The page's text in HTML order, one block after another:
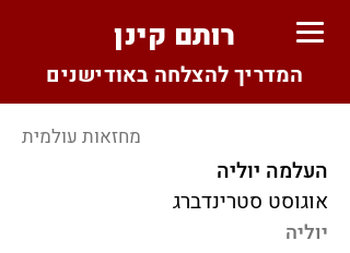
רותם קינן
המדריך להצלחה באודישנים
מחזאות עולמית
אוגוסט סטרינדברג
העלמה יוליה
יוליה